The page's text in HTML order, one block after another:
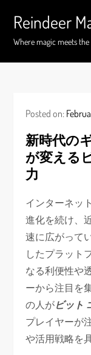
content
Reindeer
Where magic meets
Posted on:
新時代の
が変える
力
インターネッ
進化を続け、
速に広がって
したプラット
なる利便性や
ーから注目を
の人がビット
プレイヤーが
や活用戦略を